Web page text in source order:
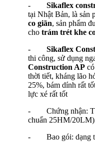
- Sikaflex
tại Nhật Bản, là sản
co giãn, sản phẩm
cho trám trét khe
- Sikaflex
thi công, sử dụng
Construction AP
thời tiết, kháng lão
25%, bám dính rất
lực xé rất tốt
- Chứng nhận:
chuẩn 25HM/
- Bao gói: dạng